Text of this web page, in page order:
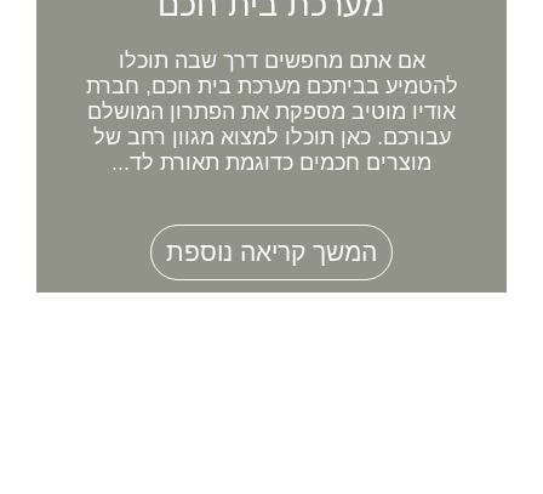
אם אתם מחפשים דרך שבה תוכלו
להטמיע בביתכם מערכת בית חכם, חברת
אודיו מוטיב מספקת את הפתרון המושלם
עבורכם. כאן תוכלו למצוא מגוון רחב של
מוצרים חכמים כדוגמת תאורת לד...
המשך קריאה נוספת